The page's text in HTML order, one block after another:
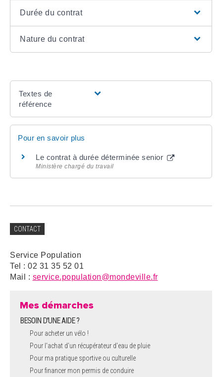
Durée du contrat
Nature du contrat
Textes de
référence
Pour en savoir plus
Le contrat à durée déterminée senior
Ministère chargé du travail
CONTACT
Service Population
Tel : 02 31 35 52 01
Mail : service.population@mondeville.fr
Mes démarches
BESOIN D'UNE AIDE ?
Pour acheter un vélo !
Pour l'achat d’un récupérateur d’eau de pluie
Pour ma pratique sportive ou culturelle
Pour financer mon permis de conduire